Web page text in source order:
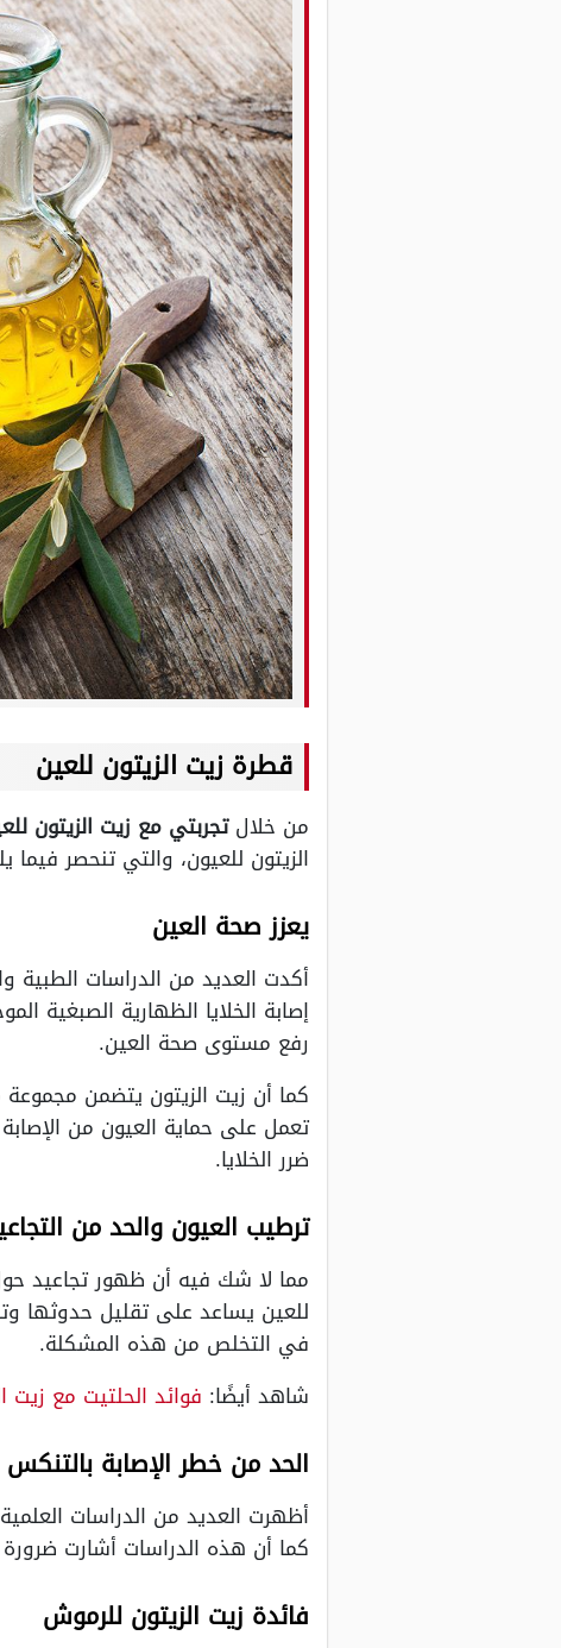
قطرة زيت الزيتون للعين
من خلالتجربتي مع زيت الزيتون
الزيتون للعيون، والتي تنحصر فيما
يعزز صحة العين
أكدت العديد من الدراسات الطبية
إصابة الخلايا الظهارية
رفع مستوى صحة العين.
كما أن زيت الزيتون يتضمن
تعمل على حماية العيون من
ضرر الخلايا.
ترطيب العيون والحد من
مما لا شك فيه أن ظهور تجاعيد
للعين يساعد على تقليل حدوثها
في التخلص من هذه المشكلة.
شاهد أيضًا: فوائد الحلتيت مع زيت
الحد من خطر الإصابة
أظهرت العديد من الدراسات
كما أن هذه الدراسات أشارت
فائدة زيت الزيتون للرموش